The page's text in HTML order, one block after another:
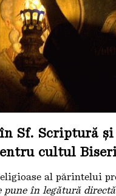
în Sf. Scriptură
cultul
al părintelui
pune în legătură